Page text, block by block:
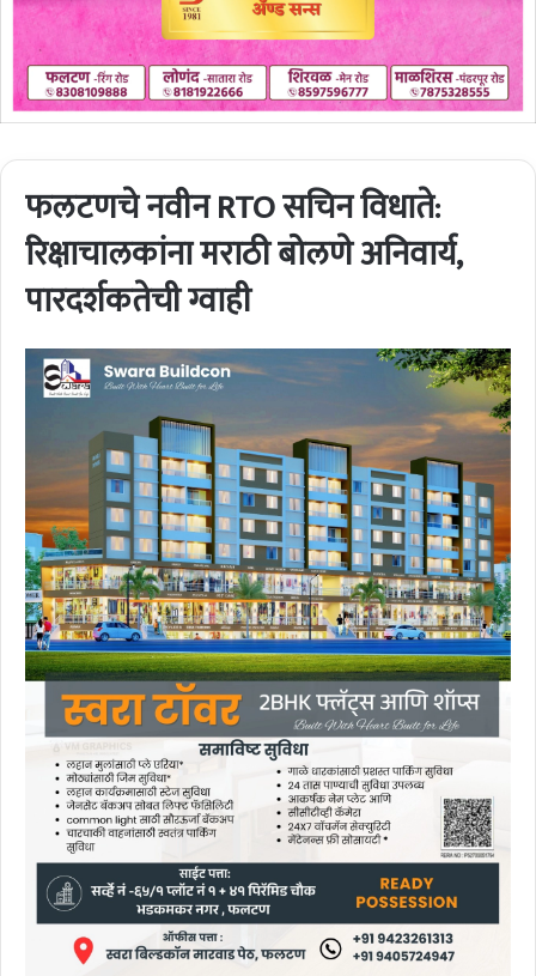
फलटणचे नवीन RTO सचिन विधाते:
रिक्षाचालकांना मराठी बोलणे अनिवार्य,
पारदर्शकतेची ग्वाही